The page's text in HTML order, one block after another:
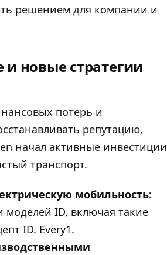
решением для компании и
новые стратегии
потерь и
репутацию,
начал активные инвестиции
транспорт.
мобильность:
моделей ID, включая такие
ID. Every1.